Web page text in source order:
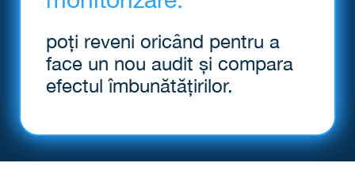
poți reveni oricând pentru a
face un nou audit și compara
efectul îmbunătățirilor.